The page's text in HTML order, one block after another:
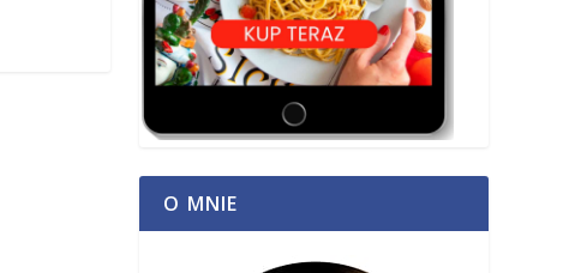
O MNIE